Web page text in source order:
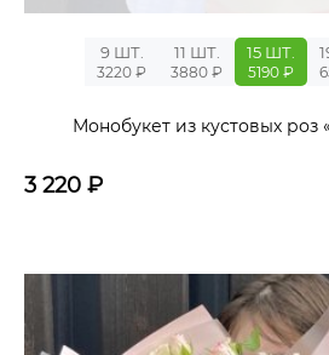
9 ШТ.
3220 ₽
11 ШТ.
3880 ₽
15 ШТ.
5190 ₽
Монобукет из кустовых роз
3 220 ₽